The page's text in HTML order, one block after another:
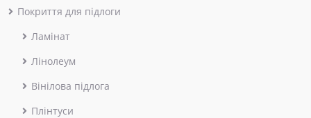
Покриття для підлоги
Ламінат
Лінолеум
Вінілова підлога
Плінтуси